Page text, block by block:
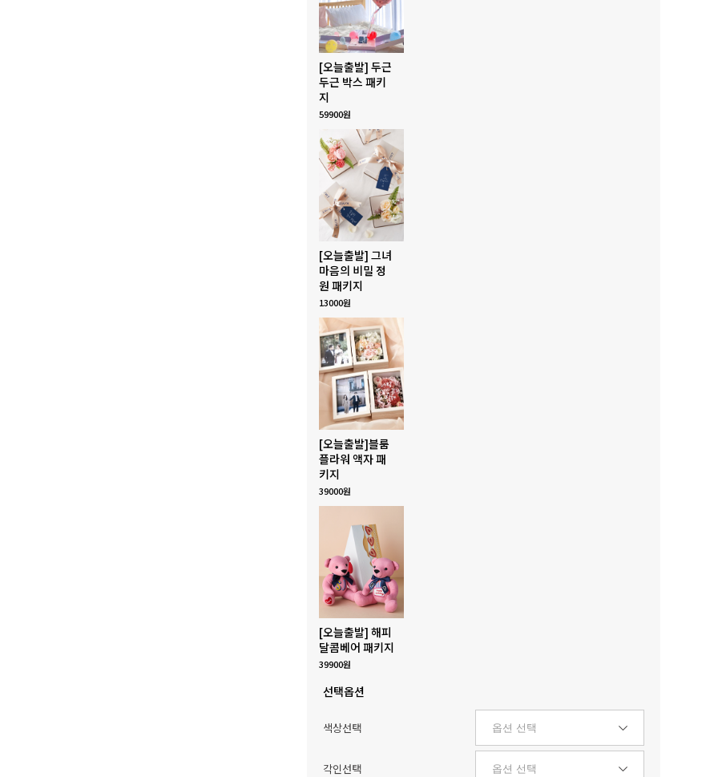
[오늘출발] 두근
두근 박스 패키
지
59900원
[오늘출발] 그녀
마음의 비밀 정
원 패키지
13000원
[오늘출발]블룸
플라워 액자 패
키지
39000원
[오늘출발] 해피
달콤베어 패키지
39900원
선택옵션
색상선택
각인선택